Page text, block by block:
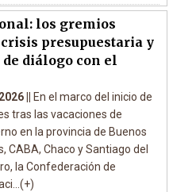
los gremios
presupuestaria y
diálogo con el
||
En el marco del inicio de
tras las vacaciones de
en la provincia de Buenos
CABA, Chaco y Santiago del
la Confederación de